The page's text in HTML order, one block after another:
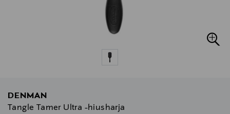
DENMAN
Tangle Tamer Ultra -hiusharja